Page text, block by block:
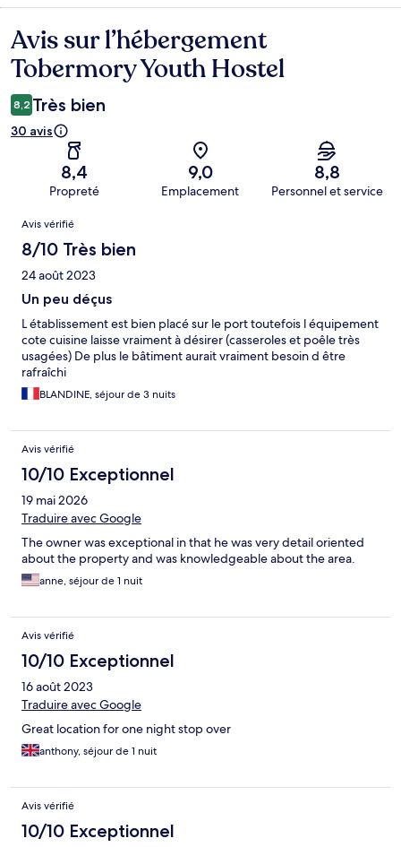
Avis
Avis sur l’hébergement
Tobermory Youth Hostel
8,2 Très bien
30 avis
8,4
Propreté
9,0
Emplacement
8,8
Personnel et service
Avis
Avis vérifié
8/10 Très bien
24 août 2023
Un peu déçus
L établissement est bien placé sur le port toutefois l équipement
cote cuisine laisse vraiment à désirer (casseroles et poêle très
usagées) De plus le bâtiment aurait vraiment besoin d être
rafraîchi
BLANDINE, séjour de 3 nuits
Avis vérifié
10/10 Exceptionnel
19 mai 2026
Traduire avec Google
The owner was exceptional in that he was very detail oriented
about the property and was knowledgeable about the area.
anne, séjour de 1 nuit
Avis vérifié
10/10 Exceptionnel
16 août 2023
Traduire avec Google
Great location for one night stop over
anthony, séjour de 1 nuit
Avis vérifié
10/10 Exceptionnel